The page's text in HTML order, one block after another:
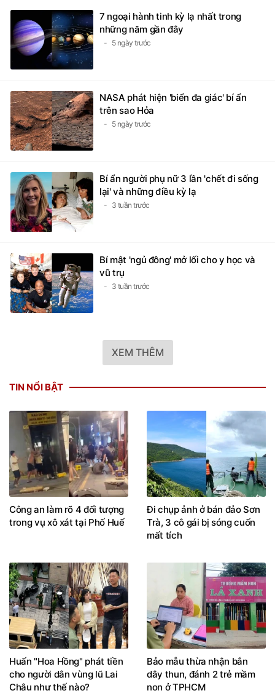
7 ngoại hành tinh kỳ lạ nhất trong
những năm gần đây
5 ngày trước
NASA phát hiện 'biển đa giác' bí ẩn
trên sao Hỏa
5 ngày trước
Bí ẩn người phụ nữ 3 lần 'chết đi sống
lại' và những điều kỳ lạ
3 tuần trước
Bí mật 'ngủ đông' mở lối cho y học và
vũ trụ
3 tuần trước
XEM THÊM
TIN NỔI BẬT
Công an làm rõ 4 đối tượng
trong vụ xô xát tại Phố Huế
Đi chụp ảnh ở bán đảo Sơn
Trà, 3 cô gái bị sóng cuốn
mất tích
Huấn "Hoa Hồng" phát tiền
cho người dân vùng lũ Lai
Châu như thế nào?
Bảo mẫu thừa nhận bắn
dây thun, đánh 2 trẻ mầm
non ở TPHCM